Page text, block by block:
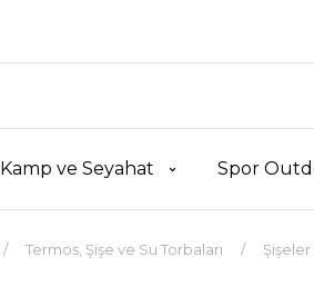
Kamp ve Seyahat Spor
Termos, Şişe ve Su Torbaları